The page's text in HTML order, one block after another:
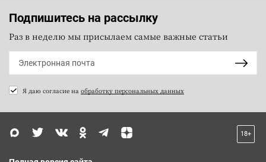
Подпишитесь на рассылку
Раз в неделю мы присылаем самые важные статьи
Я даю согласие на обработку персональных данных
18+